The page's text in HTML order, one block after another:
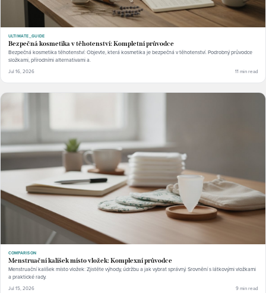
ULTIMATE_GUIDE
Bezpečná kosmetika v těhotenství: Kompletní průvodce
Bezpečná kosmetika těhotenství: Objevte, která kosmetika je bezpečná v těhotenství. Podrobný průvodce
složkami, přírodními alternativami a.
Jul 16, 2026 11 min read
COMPARISON
Menstruační kalíšek místo vložek: Komplexní průvodce
Menstruační kalíšek místo vložek: Zjistěte výhody, údržbu a jak vybrat správný. Srovnění s látkovými vložkami
a praktické rady.
Jul 15, 2026 9 min read